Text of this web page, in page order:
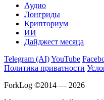
Аудио
Лонгриды
Крипториум
ИИ
Дайджест месяца
Telegram (AI)YouTube
Политика приватности
ForkLog ©2014 — 2026